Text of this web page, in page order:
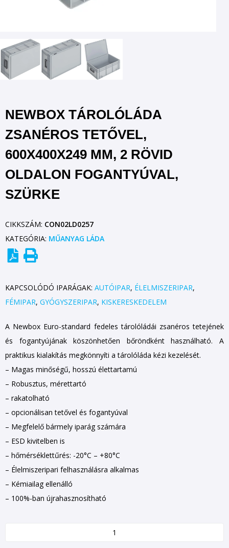
NEWBOX TÁROLÓLÁDA
ZSANÉROS TETŐVEL,
600X400X249 MM, 2 RÖVID
OLDALON FOGANTYÚVAL,
SZÜRKE
CIKKSZÁM: CON02LD0257
KATEGÓRIA: MŰANYAG LÁDA
KAPCSOLÓDÓ IPARÁGAK: AUTÓIPAR, ÉLELMISZERIPAR,
FÉMIPAR, GYÓGYSZERIPAR, KISKERESKEDELEM
A Newbox Euro-standard fedeles tárolóládái zsanéros tetejének
és fogantyújának köszönhetően bőröndként használható. A
praktikus kialakítás megkönnyíti a tárolóláda kézi kezelését.
– Magas minőségű, hosszú élettartamú
– Robusztus, mérettartó
– rakatolható
– opcionálisan tetővel és fogantyúval
– Megfelelő bármely iparág számára
– ESD kivitelben is
– hőmérséklettűrés: -20°C – +80°C
– Élelmiszeripari felhasználásra alkalmas
– Kémiailag ellenálló
– 100%-ban újrahasznosítható